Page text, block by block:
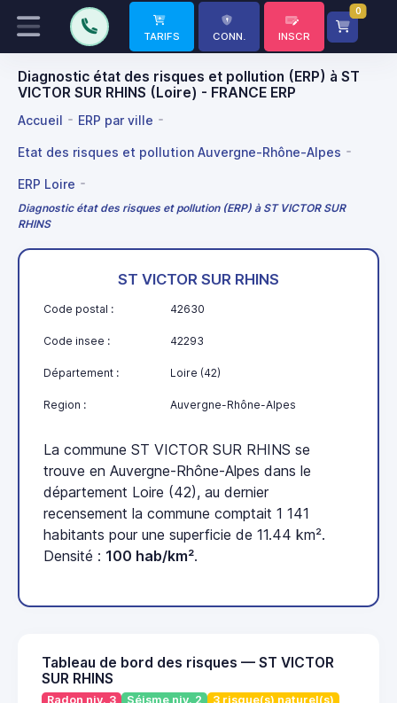
TARIFS CONN. INSCR
0
Diagnostic état des risques et pollution (ERP) à ST
VICTOR SUR RHINS (Loire) - FRANCE ERP
Accueil ERP par ville
Etat des risques et pollution Auvergne-Rhône-Alpes
ERP Loire
Diagnostic état des risques et pollution (ERP) à ST VICTOR SUR
RHINS
ST VICTOR SUR RHINS
Code postal : 42630
Code insee : 42293
Département : Loire (42)
Region : Auvergne-Rhône-Alpes
La commune ST VICTOR SUR RHINS se
trouve en Auvergne-Rhône-Alpes dans le
département Loire (42), au dernier
recensement la commune comptait 1 141
habitants pour une superficie de 11.44 km².
Densité : 100 hab/km².
Tableau de bord des risques — ST VICTOR
SUR RHINS
Radon niv. 3 Séisme niv. 2
3 risque(s) naturel(s)